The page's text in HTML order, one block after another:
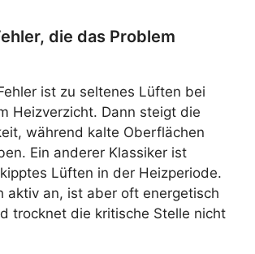
die das Problem
ist zu seltenes Lüften bei
Heizverzicht. Dann steigt die
während kalte Oberflächen
Ein anderer Klassiker ist
Lüften in der Heizperiode.
aktiv an, ist aber oft energetisch
trocknet die kritische Stelle nicht